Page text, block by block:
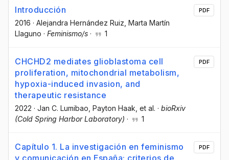
Introducción
2016 · Alejandra Hernández Ruiz , Marta Martín
Llaguno · Feminismo/s · 1
PDF
CHCHD2 mediates glioblastoma cell
proliferation, mitochondrial metabolism,
hypoxia-induced invasion, and
therapeutic resistance
2022 · Jan C. Lumibao , Payton Haak , et al. · bioRxiv
(Cold Spring Harbor Laboratory) · 1
PDF
Capítulo 1. La investigación en feminismo
PDF